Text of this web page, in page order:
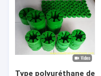
Type polyuréthane de